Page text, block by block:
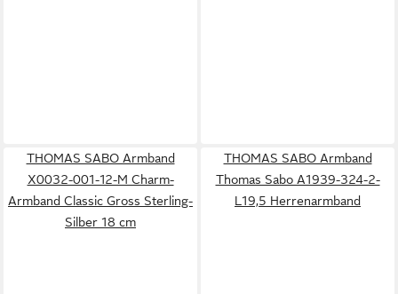
THOMAS SABO Armband
X0032-001-12-M Charm-
Armband Classic Gross Sterling-
Silber 18 cm
THOMAS SABO Armband
Thomas Sabo A1939-324-2-
L19,5 Herrenarmband